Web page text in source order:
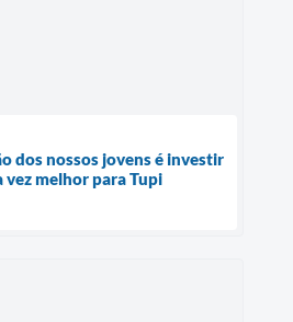
dos nossos jovens é investir
vez melhor para Tupi